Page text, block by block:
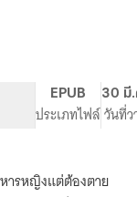
EPUB
ประเภทไฟล์
30 มี
วันที่ว
ารหญิงแต่ต้องตาย